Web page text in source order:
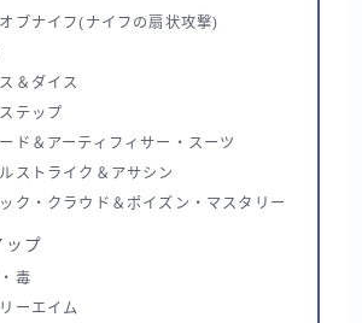
ブナイフ(ナイフの扇状攻撃)
＆ダイス
テップ
ド＆アーティフィサー・スーツ
ストライク＆アサシン
ック・クラウド＆ポイズン・マスタリー
ップ
毒
ーエイム